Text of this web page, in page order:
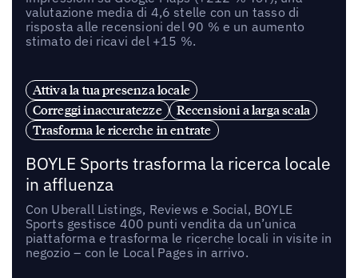
valutazione media di 4,6 stelle con un tasso di
risposta alle recensioni del 90 % e un aumento
stimato dei ricavi del +15 %.
Attiva la tua presenza locale
Correggi inaccuratezze
Recensioni a larga scala
Trasforma le ricerche in entrate
BOYLE Sports trasforma la ricerca locale
in affluenza
Con Uberall Listings, Reviews e Social, BOYLE
Sports gestisce 400 punti vendita da un’unica
piattaforma e trasforma le ricerche locali in visite in
negozio – con le Local Pages in arrivo.